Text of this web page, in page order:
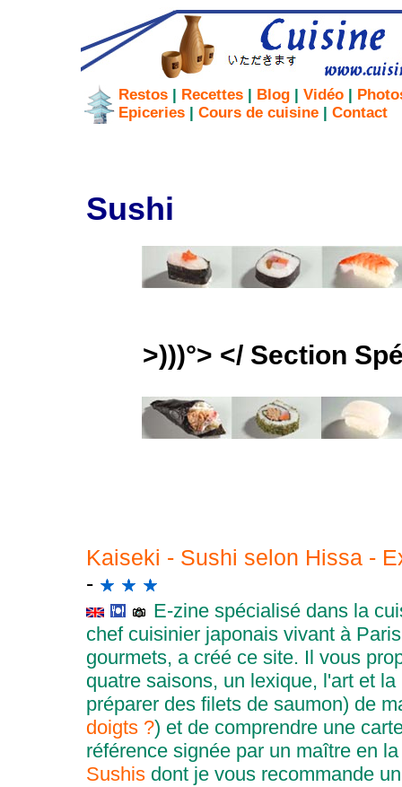
Restos | Recettes | Blog | Vidéo |
Epiceries | Cours de cuisine | Contact
Sushi
>)))°> </ Section
Kaiseki - Sushi selon Hissa -
-
E-zine spécialisé dans la
chef cuisinier japonais vivant à
gourmets, a créé ce site. Il vous
quatre saisons, un lexique, l'art et
préparer des filets de saumon) de
doigts ?) et de comprendre une
référence signée par un maître en
Sushis dont je vous recommande